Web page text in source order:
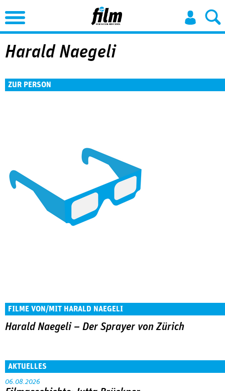
Jump to Navigation
Harald Naegeli
ZUR PERSON
FILME VON/MIT HARALD NAEGELI
Harald Naegeli – Der Sprayer von Zürich
AKTUELLES
06.08.2026